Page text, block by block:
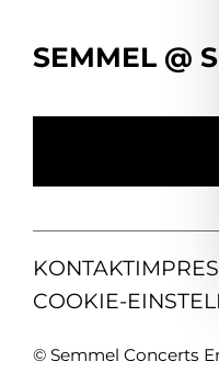
SEMMEL @
KONTAKT
COOKIE-
© Semmel Concerts